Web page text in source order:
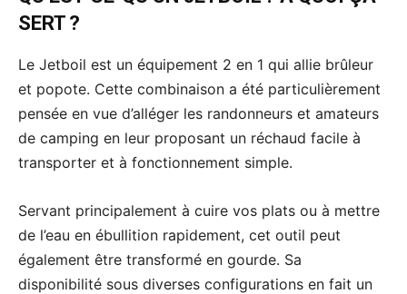
SERT ?
Le Jetboil est un équipement 2 en 1 qui allie brûleur
et popote. Cette combinaison a été particulièrement
pensée en vue d’alléger les randonneurs et amateurs
de camping en leur proposant un réchaud facile à
transporter et à fonctionnement simple.
Servant principalement à cuire vos plats ou à mettre
de l’eau en ébullition rapidement, cet outil peut
également être transformé en gourde. Sa
disponibilité sous diverses configurations en fait un